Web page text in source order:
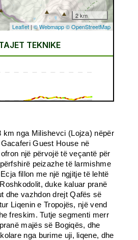
km nga Milishevci (Lojza) nëpër
Guest House në
një përvojë të veçantë për
peizazhe të larmishme
fillon me një ngjitje të lehtë
duke kaluar pranë
dhe vazhdon drejt Qafës së
Liqenin e Tropojës, një vend
freskim. Tutje segmenti merr
majës së Bogiqës, dhe
nga burime uji, liqene, dhe